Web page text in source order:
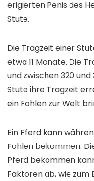
erigierten Penis des
Stute.
Die Tragzeit einer
etwa 11 Monate. Die
und zwischen 320
Stute ihre Tragzeit
ein Fohlen zur Welt
Ein Pferd kann
Fohlen bekommen.
Pferd bekommen
Faktoren ab, wie zum